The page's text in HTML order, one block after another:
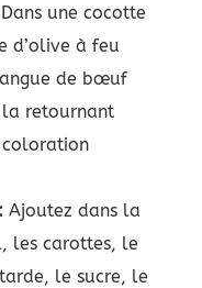
Dans une cocotte
d’olive à feu
de bœuf
retournant
Ajoutez dans la
les carottes, le
le sucre, le